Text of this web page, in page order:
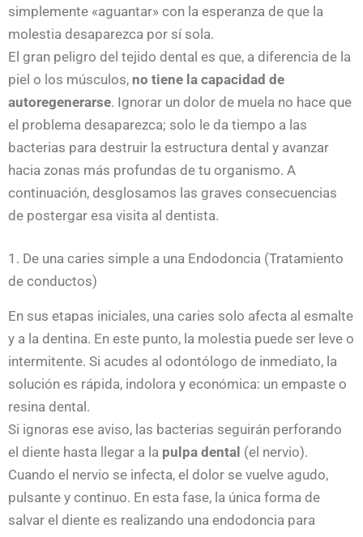
simplemente «aguantar» con la esperanza de que la
molestia desaparezca por sí sola.
El gran peligro del tejido dental es que, a diferencia de la
piel o los músculos, no tiene la capacidad de
autoregenerarse. Ignorar un dolor de muela no hace que
el problema desaparezca; solo le da tiempo a las
bacterias para destruir la estructura dental y avanzar
hacia zonas más profundas de tu organismo. A
continuación, desglosamos las graves consecuencias
de postergar esa visita al dentista.
1. De una caries simple a una Endodoncia (Tratamiento
de conductos)
En sus etapas iniciales, una caries solo afecta al esmalte
y a la dentina. En este punto, la molestia puede ser leve o
intermitente. Si acudes al odontólogo de inmediato, la
solución es rápida, indolora y económica: un empaste o
resina dental.
Si ignoras ese aviso, las bacterias seguirán perforando
el diente hasta llegar a la pulpa dental (el nervio).
Cuando el nervio se infecta, el dolor se vuelve agudo,
pulsante y continuo. En esta fase, la única forma de
salvar el diente es realizando una endodoncia para